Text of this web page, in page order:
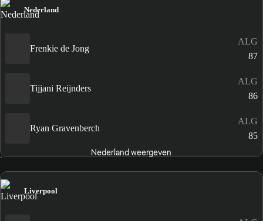
Nederland
Frenkie de Jong
ALG
87
Tijjani Reijnders
ALG
86
Ryan Gravenberch
ALG
85
Nederland weergeven
Liverpool